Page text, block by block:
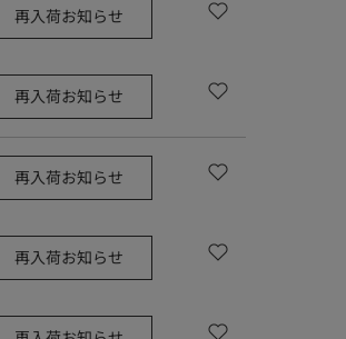
再入荷お知らせ
再入荷お知らせ
再入荷お知らせ
再入荷お知らせ